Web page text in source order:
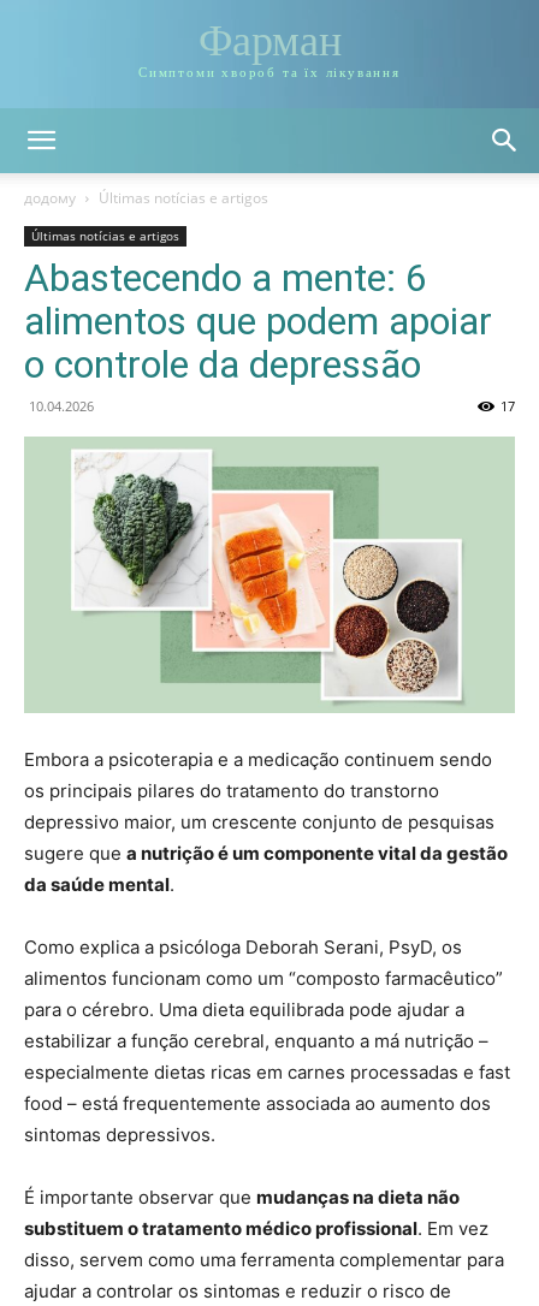
Фарман
Симптоми хвороб та їх лікування
додому Últimas notícias e artigos
Últimas notícias e artigos
Abastecendo a mente: 6
alimentos que podem apoiar
o controle da depressão
10.04.2026 17
Embora a psicoterapia e a medicação continuem sendo
os principais pilares do tratamento do transtorno
depressivo maior, um crescente conjunto de pesquisas
sugere que a nutrição é um componente vital da gestão
da saúde mental.
Como explica a psicóloga Deborah Serani, PsyD, os
alimentos funcionam como um “composto farmacêutico”
para o cérebro. Uma dieta equilibrada pode ajudar a
estabilizar a função cerebral, enquanto a má nutrição –
especialmente dietas ricas em carnes processadas e fast
food – está frequentemente associada ao aumento dos
sintomas depressivos.
É importante observar que mudanças na dieta não
substituem o tratamento médico profissional. Em vez
disso, servem como uma ferramenta complementar para
ajudar a controlar os sintomas e reduzir o risco de